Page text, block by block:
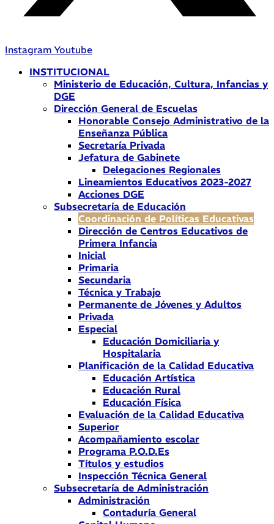
Instagram Youtube
INSTITUCIONAL
Ministerio de Educación, Cultura, Infancias y
DGE
Dirección General de Escuelas
Honorable Consejo Administrativo de la
Enseñanza Pública
Secretaría Privada
Jefatura de Gabinete
Delegaciones Regionales
Lineamientos Educativos 2023-2027
Acciones DGE
Subsecretaría de Educación
Coordinación de Políticas Educativas
Dirección de Centros Educativos de
Primera Infancia
Inicial
Primaria
Secundaria
Técnica y Trabajo
Permanente de Jóvenes y Adultos
Privada
Especial
Educación Domiciliaria y
Hospitalaria
Planificación de la Calidad Educativa
Educación Artística
Educación Rural
Educación Física
Evaluación de la Calidad Educativa
Superior
Acompañamiento escolar
Programa P.O.D.Es
Títulos y estudios
Inspección Técnica General
Subsecretaría de Administración
Administración
Contaduría General